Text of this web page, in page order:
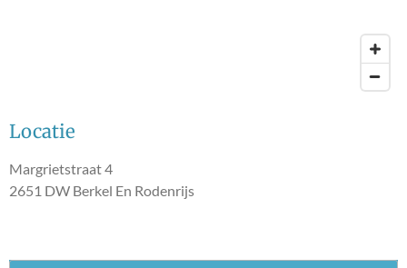
Locatie
Margrietstraat 4
2651 DW Berkel En Rodenrijs